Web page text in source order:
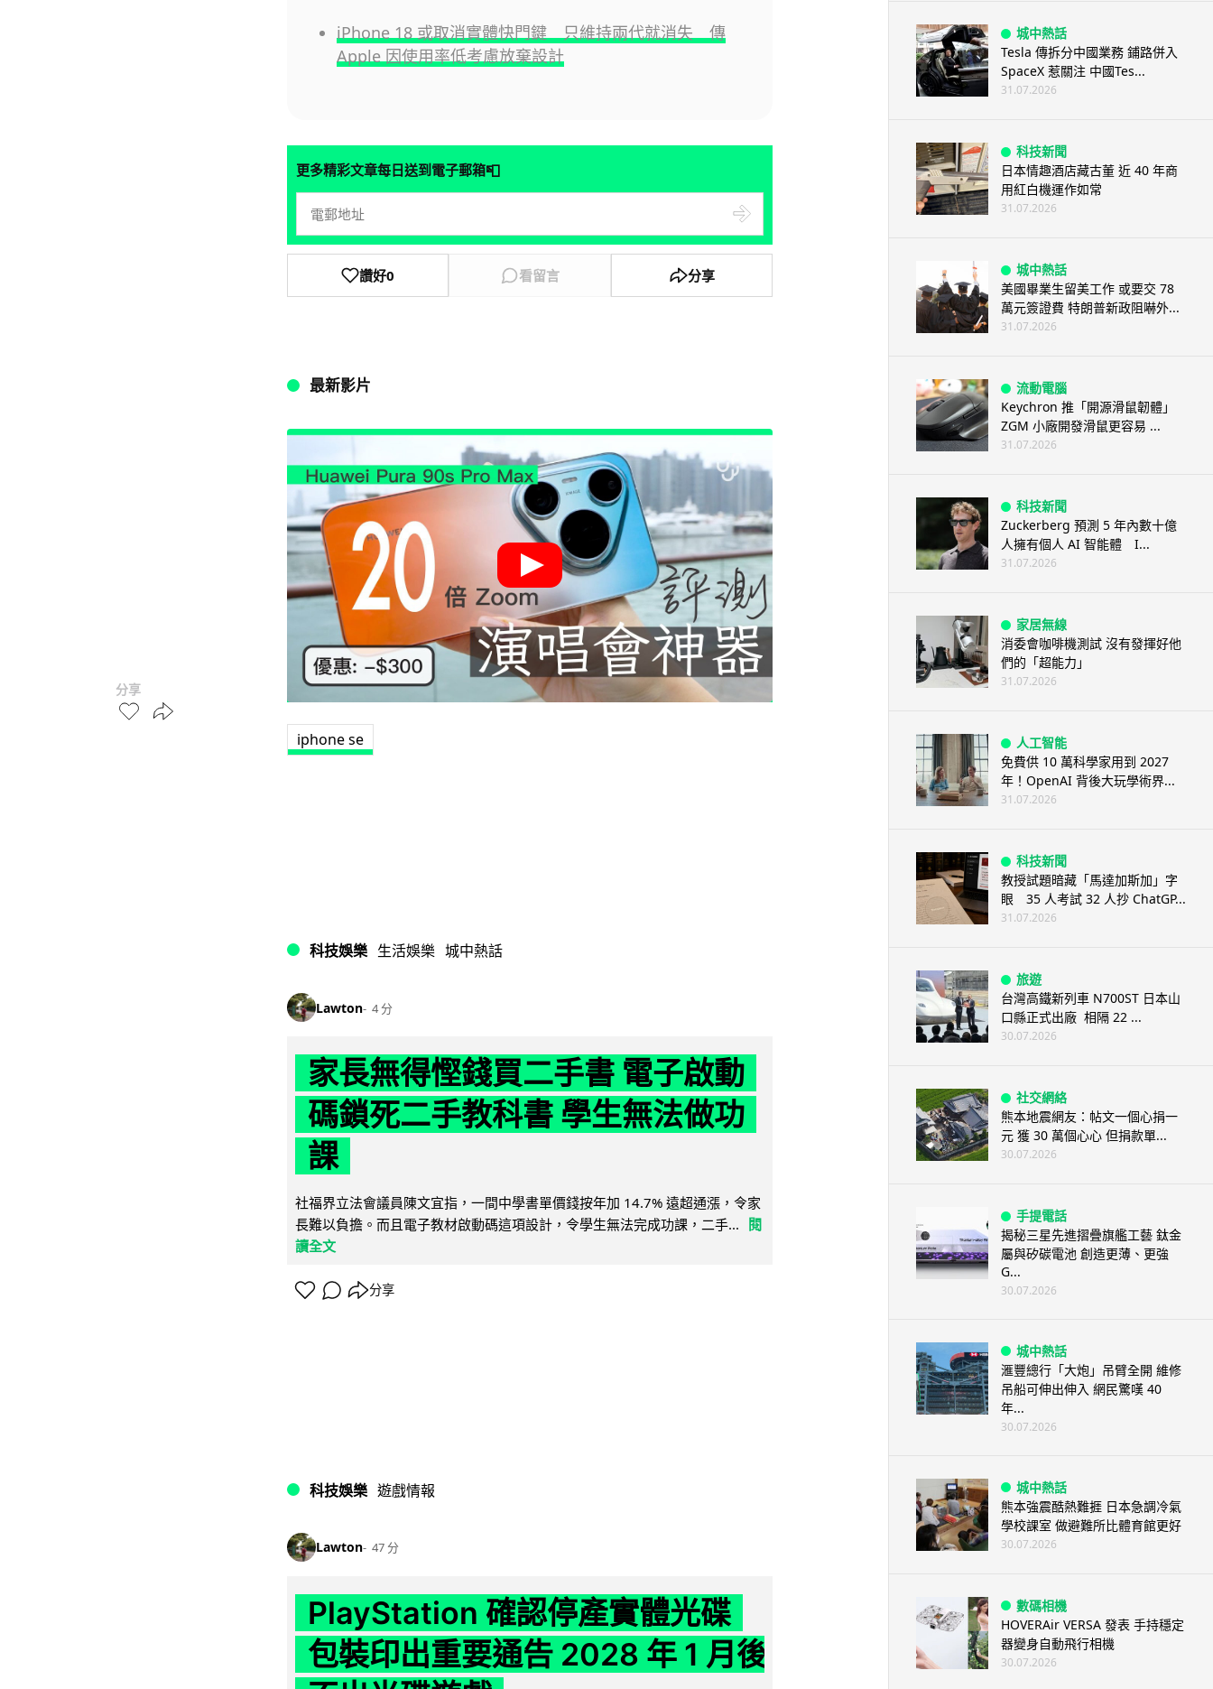
分享
iPhone 18 或取消實體快門鍵 只維持兩代就消失 傳
Apple 因使用率低考慮放棄設計
更多精彩文章每日送到電子郵箱📮
讚好0 看留言 分享
最新影片
iphone se
科技娛樂 生活娛樂 城中熱話
Lawton 4 分
家長無得慳錢買二手書 電子啟動
碼鎖死二手教科書 學生無法做功
課
社福界立法會議員陳文宜指，一間中學書單價錢按年加 14.7% 遠超通漲，令家
長難以負擔。而且電子教材啟動碼這項設計，令學生無法完成功課，二手...
閱
讀全文
分享
科技娛樂 遊戲情報
Lawton 47 分
PlayStation 確認停產實體光碟
包裝印出重要通告 2028 年 1 月後
城中熱話
Tesla 傳拆分中國業務 鋪路併入
SpaceX 惹關注 中國Tes...
31.07.2026
科技新聞
日本情趣酒店藏古董 近 40 年商
用紅白機運作如常
31.07.2026
城中熱話
美國畢業生留美工作 或要交 78
萬元簽證費 特朗普新政阻嚇外...
31.07.2026
流動電腦
Keychron 推「開源滑鼠韌體」
ZGM 小廠開發滑鼠更容易 ...
31.07.2026
科技新聞
Zuckerberg 預測 5 年內數十億
人擁有個人 AI 智能體 I...
31.07.2026
家居無線
消委會咖啡機測試 沒有發揮好他
們的「超能力」
31.07.2026
人工智能
免費供 10 萬科學家用到 2027
年！OpenAI 背後大玩學術界...
31.07.2026
科技新聞
教授試題暗藏「馬達加斯加」字
眼 35 人考試 32 人抄 ChatGP...
31.07.2026
旅遊
台灣高鐵新列車 N700ST 日本山
口縣正式出廠 相隔 22 ...
30.07.2026
社交網絡
熊本地震網友：帖文一個心捐一
元 獲 30 萬個心心 但捐款單...
30.07.2026
手提電話
揭秘三星先進摺疊旗艦工藝 鈦金
屬與矽碳電池 創造更薄、更強
G...
30.07.2026
城中熱話
滙豐總行「大炮」吊臂全開 維修
吊船可伸出伸入 網民驚嘆 40
年...
30.07.2026
城中熱話
熊本強震酷熱難捱 日本急調冷氣
學校課室 做避難所比體育館更好
30.07.2026
數碼相機
HOVERAir VERSA 發表 手持穩定
器變身自動飛行相機
30.07.2026